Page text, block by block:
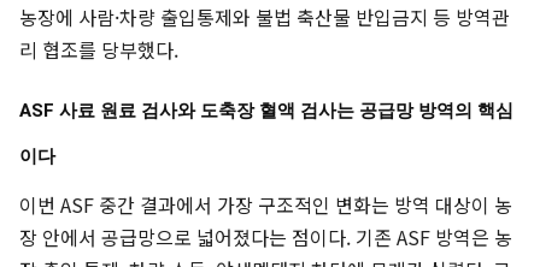
농장에 사람·차량 출입통제와 불법 축산물 반입금지 등 방역관
리 협조를 당부했다.
ASF 사료 원료 검사와 도축장 혈액 검사는 공급망 방역의 핵심
이다
이번 ASF 중간 결과에서 가장 구조적인 변화는 방역 대상이 농
장 안에서 공급망으로 넓어졌다는 점이다. 기존 ASF 방역은 농